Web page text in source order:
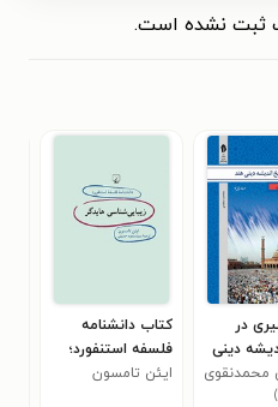
ثبت نشده است.
در
دینی
اول)
محمدنقوی
)
کتاب دانشنامه
فلسفه استنفورد؛
زیبایی شناسی
ایئن تامسون